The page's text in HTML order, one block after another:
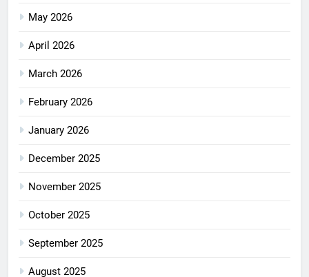
May 2026
April 2026
March 2026
February 2026
January 2026
December 2025
November 2025
October 2025
September 2025
August 2025